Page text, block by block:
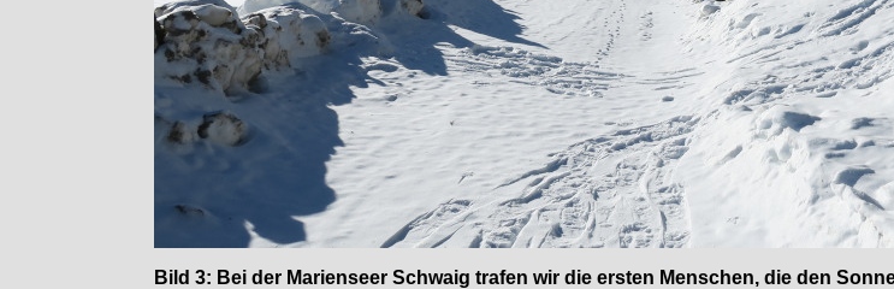
Bild 3: Bei der Marienseer Schwaig trafen wir die ersten Menschen, die den